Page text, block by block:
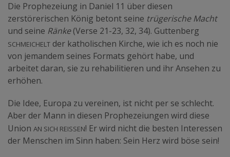
Die Prophezeiung in Daniel 11 über diesen
zerstörerischen König betont seine trügerische Macht
und seine Ränke(Verse 21-23, 32, 34). Guttenberg
schmeichelt der katholischen Kirche, wie ich es noch nie
von jemandem seines Formats gehört habe, und
arbeitet daran, sie zu rehabilitieren und ihr Ansehen zu
erhöhen.
Die Idee, Europa zu vereinen, ist nicht per se schlecht.
Aber der Mann in diesen Prophezeiungen wird diese
Union an sich reissen! Er wird nicht die besten Interessen
der Menschen im Sinn haben: Sein Herz wird böse sein!